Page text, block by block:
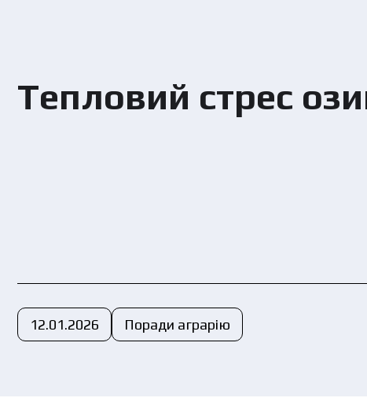
Тепловий стрес
12.01.2026 Поради аграрію
You